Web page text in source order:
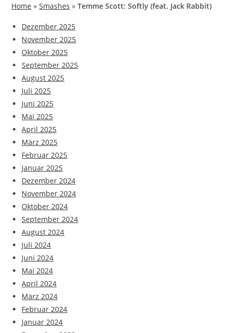
Home »Smashes »Temme Scott: Softly (feat. Jack Rabbit)
Dezember 2025
November 2025
Oktober 2025
September 2025
August 2025
Juli 2025
Juni 2025
Mai 2025
April 2025
März 2025
Februar 2025
Januar 2025
Dezember 2024
November 2024
Oktober 2024
September 2024
August 2024
Juli 2024
Juni 2024
Mai 2024
April 2024
März 2024
Februar 2024
Januar 2024